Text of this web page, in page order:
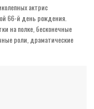
актрис
66-й день рождения.
на полке, бесконечные
роли, драматические